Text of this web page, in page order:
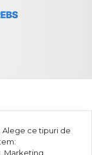
Alege ce tipuri de
Marketing